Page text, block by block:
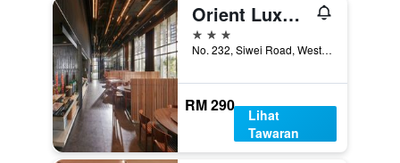
Orient Luxury Hotel
3 bintang
No. 232, Siwei Road, West District, Chiayi City, Taiwan
RM 290
Lihat
Tawaran